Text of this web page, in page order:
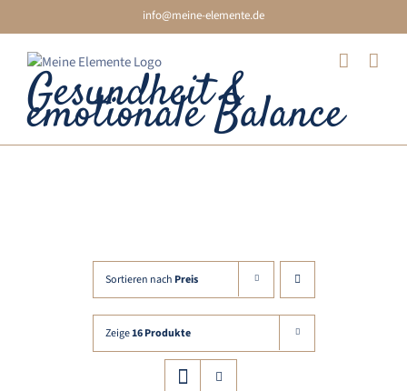
to
content
info@meine-elemente.de
Gesundheit &
emotionale Balance
Sortieren nach Preis
Zeige16 Produkte